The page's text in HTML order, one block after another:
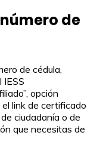
de
de cédula,
opción
el link de certificado
ciudadanía o de
que necesitas de